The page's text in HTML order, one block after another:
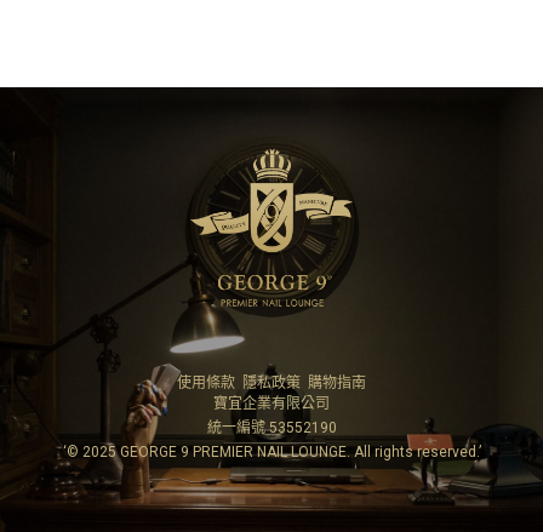
使用條款 隱私政策 購物指南
寶宜企業有限公司
統一編號 53552190
‘© 2025 GEORGE 9 PREMIER NAIL LOUNGE. All rights reserved.’